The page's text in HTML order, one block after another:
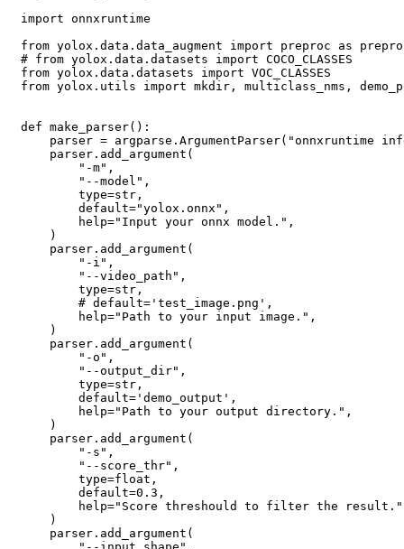
import onnxruntime
from yolox.data.data_augment import preproc as
# from yolox.data.datasets import COCO_CLASSES
from yolox.data.datasets import VOC_CLASSES
from yolox.utils import mkdir, multiclass_nms,
def make_parser():
parser = argparse.ArgumentParser("onnxruntime
    parser.add_argument(
        "-m",
        "--model",
        type=str,
        default="yolox.onnx",
        help="Input your onnx model.",
    )
    parser.add_argument(
        "-i",
        "--video_path",
        type=str,
        # default='test_image.png',
        help="Path to your input image.",
    )
    parser.add_argument(
        "-o",
        "--output_dir",
        type=str,
        default='demo_output',
        help="Path to your output directory.",
    )
    parser.add_argument(
        "-s",
        "--score_thr",
        type=float,
        default=0.3,
help="Score threshould to filter the
    )
    parser.add_argument(